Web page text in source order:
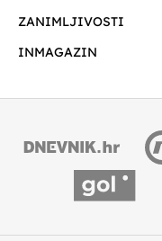
ZANIMLJIVOSTI
INMAGAZIN